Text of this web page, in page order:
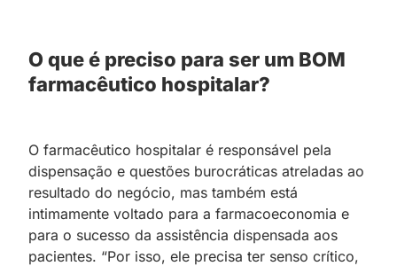
O que é preciso para ser um BOM
farmacêutico hospitalar?
O farmacêutico hospitalar é responsável pela
dispensação e questões burocráticas atreladas ao
resultado do negócio, mas também está
intimamente voltado para a farmacoeconomia e
para o sucesso da assistência dispensada aos
pacientes. “Por isso, ele precisa ter senso crítico,